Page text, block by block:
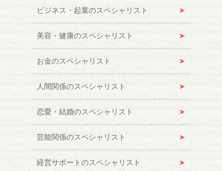
ビジネス・起業のスペシャリスト
美容・健康のスペシャリスト
お金のスペシャリスト
人間関係のスペシャリスト
恋愛・結婚のスペシャリスト
芸能関係のスペシャリスト
経営サポートのスペシャリスト